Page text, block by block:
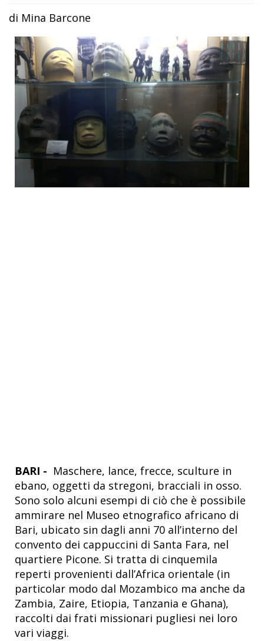
di Mina Barcone
BARI - Maschere, lance, frecce, sculture in
ebano, oggetti da stregoni, bracciali in osso.
Sono solo alcuni esempi di ciò che è possibile
ammirare nel Museo etnografico africano di
Bari, ubicato sin dagli anni 70 all’interno del
convento dei cappuccini di Santa Fara, nel
quartiere Picone. Si tratta di cinquemila
reperti provenienti dall’Africa orientale (in
particolar modo dal Mozambico ma anche da
Zambia, Zaire, Etiopia, Tanzania e Ghana),
raccolti dai frati missionari pugliesi nei loro
vari viaggi.